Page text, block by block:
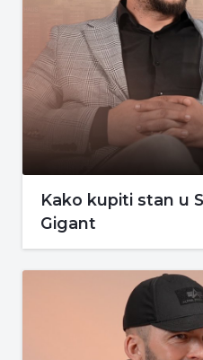
Kako kupiti stan u
Gigant